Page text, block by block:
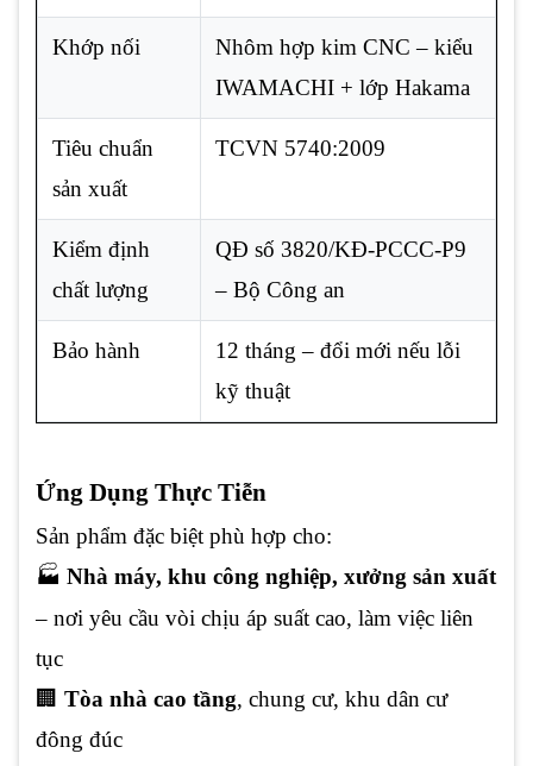
Khớp nối
Nhôm hợp kim CNC – kiểu
IWAMACHI + lớp Hakama
Tiêu chuẩn
sản xuất
TCVN 5740:2009
Kiểm định
chất lượng
QĐ số 3820/KĐ-PCCC-P9
– Bộ Công an
Bảo hành
12 tháng – đổi mới nếu lỗi
kỹ thuật
Ứng Dụng Thực Tiễn
Sản phẩm đặc biệt phù hợp cho:
🏭 Nhà máy, khu công nghiệp, xưởng sản xuất
– nơi yêu cầu vòi chịu áp suất cao, làm việc liên
tục
🏢 Tòa nhà cao tầng, chung cư, khu dân cư
đông đúc